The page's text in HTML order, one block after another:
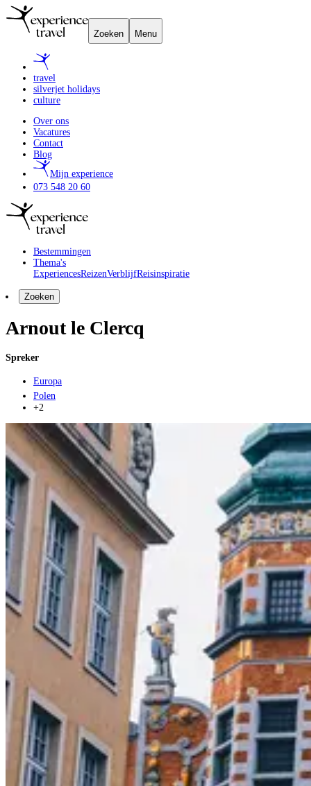
Zoeken Menu
travel
silverjet holidays
culture
Over ons
Vacatures
Contact
Blog
Mijn experience
073 548 20 60
Bestemmingen
Thema's
ExperiencesReizenVerblijfReisinspiratie
Zoeken
Arnout le Clercq
Spreker
Europa
Polen
+2